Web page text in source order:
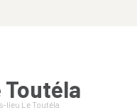
lieu Le Toutéla